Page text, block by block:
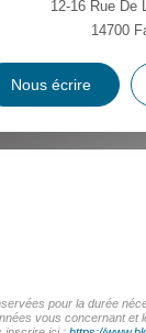
12-16 Rue De
14700
Nous écrire
pour la durée
vous concernant et